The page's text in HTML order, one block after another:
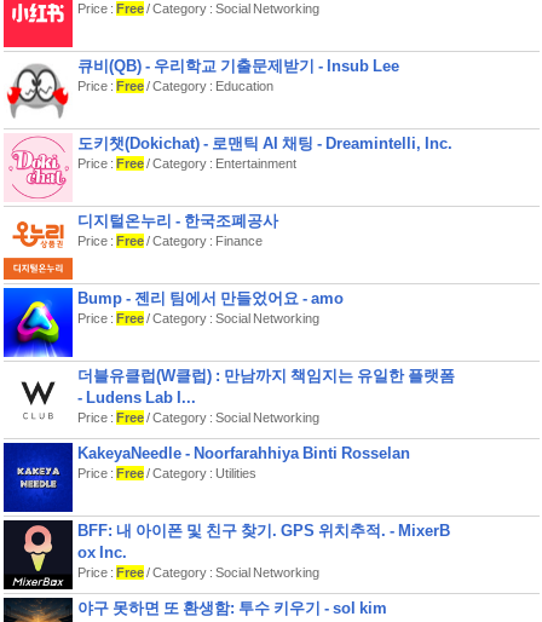
확인하세요. 아무 날이나 탭하면 그날
을 볼 수 있어요.
5. Peek — 친구들이 뭘 먹었는지 보기
고 오늘 뭘 먹고 있는지 구경하세요. 이
모지로 반응하고, 피직스 박스를 비교
하고, 음식으로 소통하세요. 프라이버
을 볼 수 있고, 공유된 식사는 스토리처
럼 2일 후 사라져요.
일일 칼로리 목표를 설정하고, 영양소
를 추적하며, 식습관을 모니터링하세
스트레스 없이 식비 예산을 관리하세
출을 정확히 확인할 수 있어요. 전 세계
10개 통화를 지원합니다.
8. 공유 가능한 리캡 & 카드
월간 음식 여정을 짧은 영상으로 내보내
요. 인스타그램과 틱톡에 딱이에요.
9. 홈 화면 위젯
Price : Free/ Category : Social Networking
큐비(QB) - 우리학교 기출문제받기 - Insub Lee
Price : Free/ Category : Education
도키챗(Dokichat) - 로맨틱 AI 채팅 - Dreamintelli, Inc.
Price : Free/ Category : Entertainment
디지털온누리 - 한국조폐공사
Price : Free/ Category : Finance
Bump - 젠리 팀에서 만들었어요 - amo
Price : Free/ Category : Social Networking
더블유클럽(W클럽) : 만남까지 책임지는 유일한 플랫폼
- Ludens Lab I...
Price : Free/ Category : Social Networking
KakeyaNeedle - Noorfarahhiya Binti Rosselan
Price : Free/ Category : Utilities
BFF: 내 아이폰 및 친구 찾기. GPS 위치추적. - MixerB
ox Inc.
Price : Free/ Category : Social Networking
야구 못하면 또 환생함: 투수 키우기 - sol kim